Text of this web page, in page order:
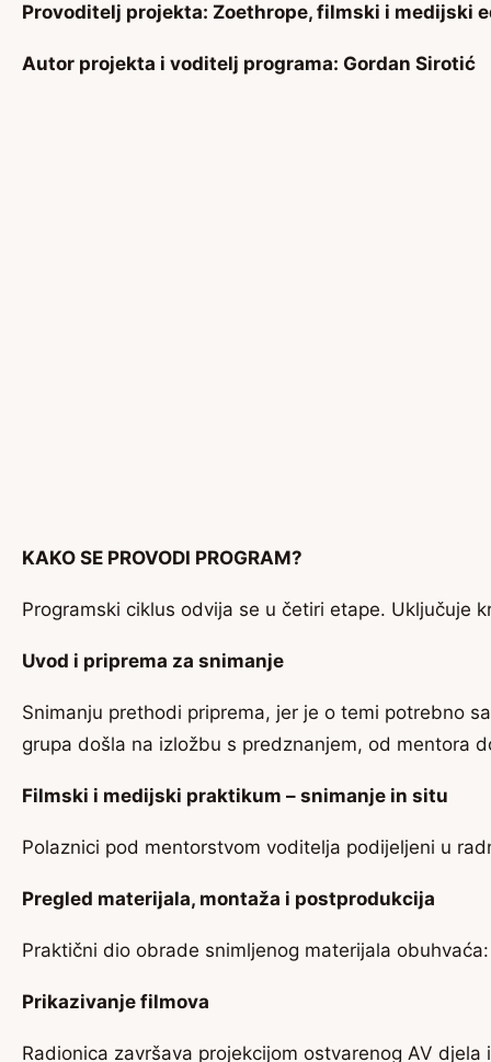
Provoditelj projekta: Zoethrope, filmski i medijski
Autor projekta i voditelj programa: Gordan Sirotić
KAKO SE PROVODI PROGRAM?
Programski ciklus odvija se u četiri etape. Uključuje
Uvod i priprema za snimanje
Snimanju prethodi priprema, jer je o temi potrebno
grupa došla na izložbu s predznanjem, od mentora
Filmski i medijski praktikum – snimanje in situ
Polaznici pod mentorstvom voditelja podijeljeni u
Pregled materijala, montaža i postprodukcija
Praktični dio obrade snimljenog materijala
Prikazivanje filmova
Radionica završava projekcijom ostvarenog AV